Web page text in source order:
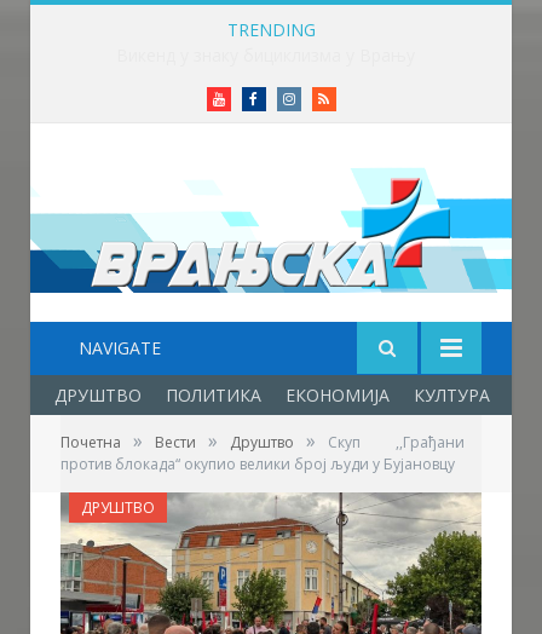
TRENDING
YoutubeFacebookInstagram
RSS
NAVIGATE
ДРУШТВО ПОЛИТИКА ЕКОНОМИЈА КУЛТУРА
Почетна » Вести » Друштво »
Скуп ,,Грађани
против блокада“ окупио велики број људи у Бујановцу
ДРУШТВО